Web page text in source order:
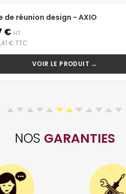
de réunion design - AXIO
€ HT
€ TTC
VOIR LE PRODUIT →
NOS GARANTIES